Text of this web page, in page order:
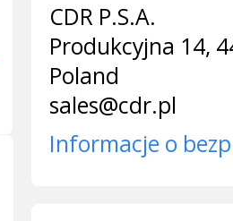
CDR P.S.A.
Produkcyjna 14,
Poland
sales@cdr.pl
Informacje o